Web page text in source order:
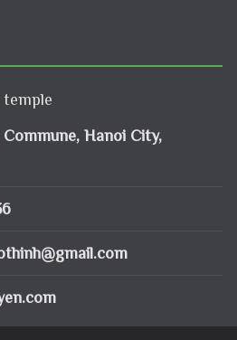
temple
Hanoi City,